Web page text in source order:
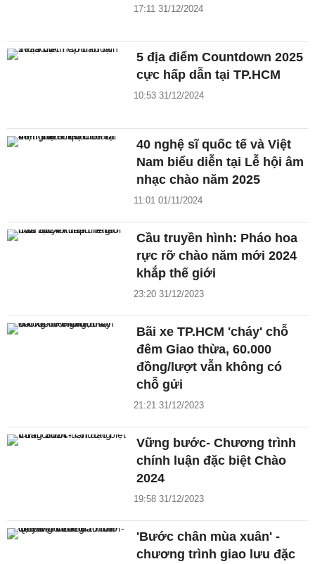
17:11 31/12/2024
5 địa điểm Countdown 2025
cực hấp dẫn tại TP.HCM
10:53 31/12/2024
40 nghệ sĩ quốc tế và Việt
Nam biểu diễn tại Lễ hội âm
nhạc chào năm 2025
11:01 01/11/2024
Cầu truyền hình: Pháo hoa
rực rỡ chào năm mới 2024
khắp thế giới
23:20 31/12/2023
Bãi xe TP.HCM 'cháy' chỗ
đêm Giao thừa, 60.000
đồng/lượt vẫn không có
chỗ gửi
21:21 31/12/2023
Vững bước- Chương trình
chính luận đặc biệt Chào
2024
19:58 31/12/2023
'Bước chân mùa xuân' -
chương trình giao lưu đặc